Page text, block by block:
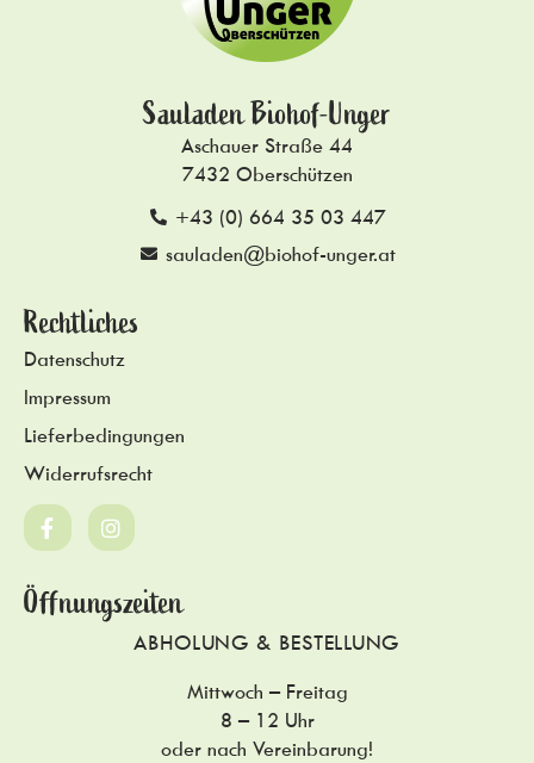
Sauladen Biohof-Unger
Aschauer Straße 44
7432 Oberschützen
+43 (0) 664 35 03 447
sauladen@biohof-unger.at
Rechtliches
Datenschutz
Impressum
Lieferbedingungen
Widerrufsrecht
Öffnungszeiten
ABHOLUNG & BESTELLUNG
Mittwoch – Freitag
8 – 12 Uhr
oder nach Vereinbarung!